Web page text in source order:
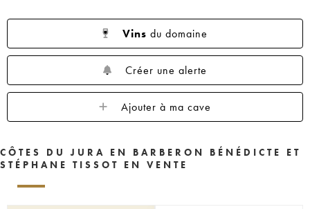
Vins du domaine
Créer une alerte
Ajouter à ma cave
CÔTES DU JURA EN BARBERON BÉNÉDICTE ET
STÉPHANE TISSOT EN VENTE